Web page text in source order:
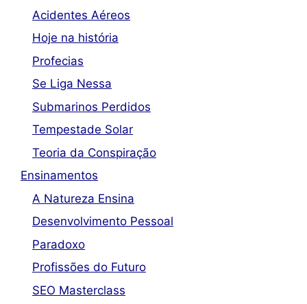
Acidentes Aéreos
Hoje na história
Profecias
Se Liga Nessa
Submarinos Perdidos
Tempestade Solar
Teoria da Conspiração
Ensinamentos
A Natureza Ensina
Desenvolvimento Pessoal
Paradoxo
Profissões do Futuro
SEO Masterclass